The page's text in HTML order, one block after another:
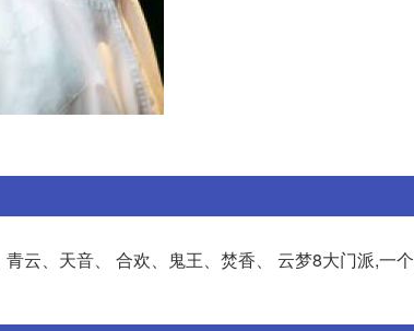
云、天音、 合欢、鬼王、焚香、 云梦8大门派,一